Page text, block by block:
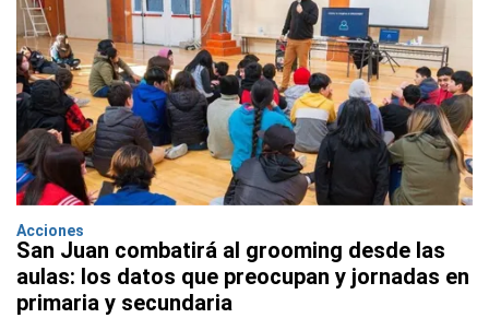
Acciones
San Juan combatirá al grooming desde las
aulas: los datos que preocupan y jornadas en
primaria y secundaria